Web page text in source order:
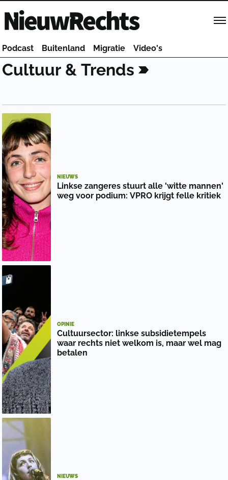
Homepage van NieuwRechts
Podcast Buitenland Migratie Video's
Cultuur & Trends
NIEUWS
Linkse zangeres stuurt alle 'witte mannen'
weg voor podium: VPRO krijgt felle kritiek
OPINIE
Cultuursector: linkse subsidietempels
waar rechts niet welkom is, maar wel mag
betalen
NIEUWS